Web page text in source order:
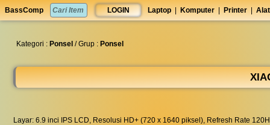
BassComp LOGIN Laptop Komputer Printer
anti
lelet
Kategori : Ponsel / Grup : Ponsel
Layar: 6.9 inci IPS LCD, Resolusi HD+ (720 x 1640 piksel), Refresh Rate